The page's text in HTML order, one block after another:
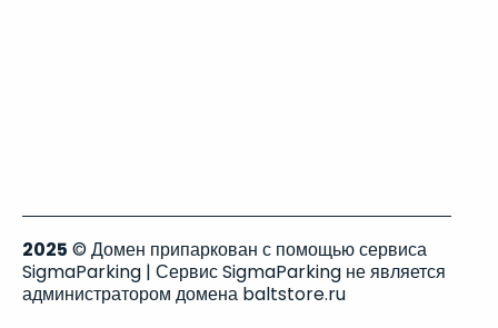
2025 © Домен припаркован с помощью сервиса
SigmaParking | Сервис SigmaParking не является
администратором домена baltstore.ru